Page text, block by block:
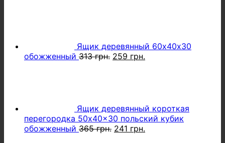
Ящик деревянный 60х40х30
обожженный 313грн. Первоначальная
259 грн.
Ящик деревянный короткая
перегородка 50x40x30 польский кубик
обожженный 365грн. Первоначальная
241 грн.